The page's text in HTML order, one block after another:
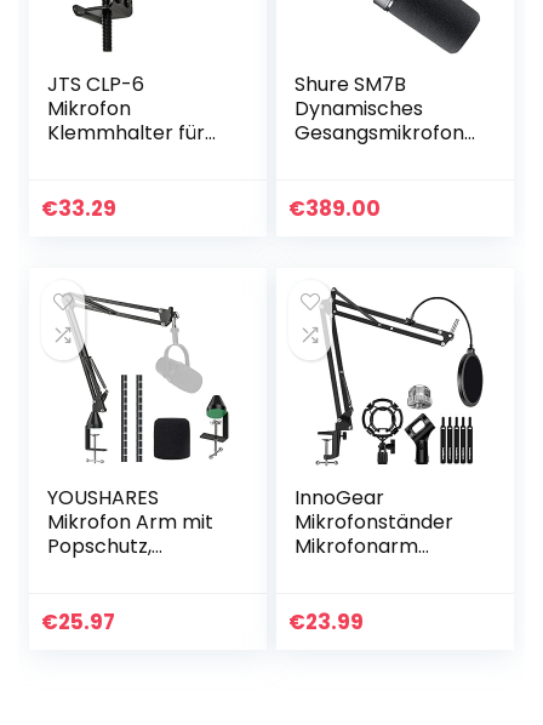
JTS CLP-6
Mikrofon
Klemmhalter für
ofon schwarz
€33.29
Shure SM7B
Dynamisches
Gesangsmikrofon
Recording, XLR-
€389.00
YOUSHARES
Mikrofon Arm mit
Popschutz,
Kompatibel mit
€25.97
InnoGear
Mikrofonständer
Mikrofonarm
Mikrofonhalter,
€23.99